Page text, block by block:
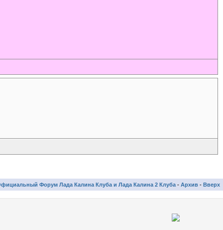
Форум Лада Калина Клуба и Лада Калина 2 Клуба - Архив - Вверх